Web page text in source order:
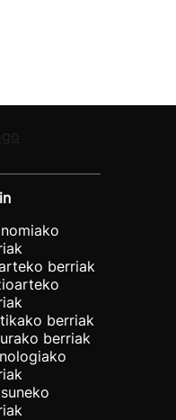
berriak
berriak
berriak